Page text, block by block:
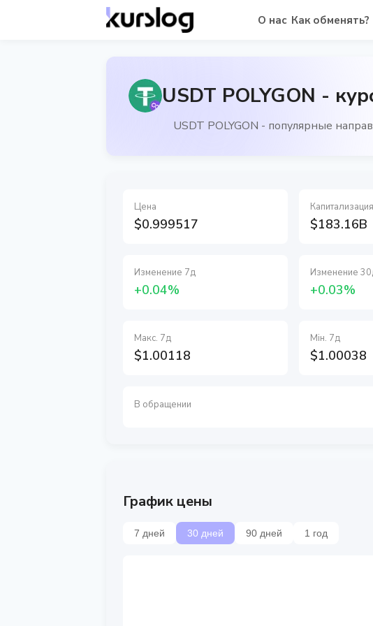
О нас Как обменять?
USDT POLYGON -
USDT POLYGON - популярные
Цена
$0.999517
Капитализация
$183.16B
Изменение 7д
+0.04%
Изменение
+0.03%
Макс. 7д
$1.00118
Мін. 7д
$1.00038
В обращении
График цены
7 дней 30 дней 90 дней 1 год